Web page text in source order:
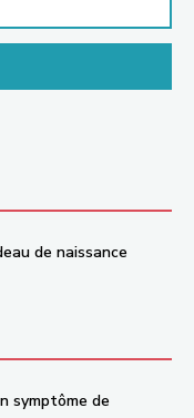
de naissance
symptôme de